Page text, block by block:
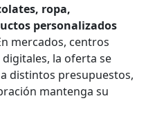
ropa,
personalizados
mercados, centros
la oferta se
distintos presupuestos,
mantenga su